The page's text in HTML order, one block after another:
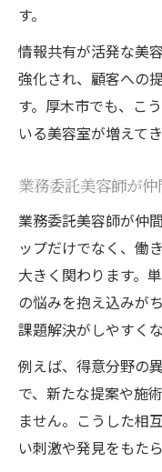
す。
情報共有が活発な美
強化され、顧客への
す。厚木市でも、こ
いる美容室が増えてき
業務委託美容師が
業務委託美容師が仲
ップだけでなく、働
大きく関わります。
の悩みを抱え込みが
課題解決がしやすくな
例えば、得意分野の
で、新たな提案や施
ません。こうした相
い刺激や発見をもたら